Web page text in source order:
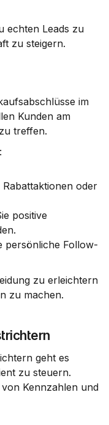
echten Leads zu
zu steigern.
im
Kunden am
treffen.
oder
positive
persönliche Follow-
zu erleichtern
zu machen.
geht es
zu steuern.
Kennzahlen und